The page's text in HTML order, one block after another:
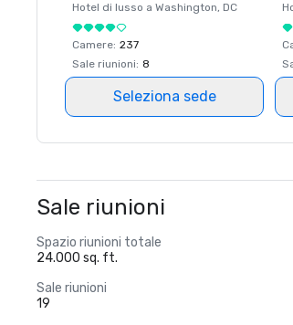
Hotel di lusso a Washington, DC
Camere: 237
Sale riunioni: 8
Seleziona sede
Sale riunioni
Spazio riunioni totale
24.000 sq. ft.
Sale riunioni
19